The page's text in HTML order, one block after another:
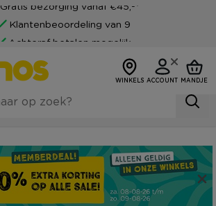
Gratis bezorging vanaf €45,-*
Klantenbeoordeling van 9
Achteraf betalen mogelijk
WINKELS ACCOUNT MANDJE